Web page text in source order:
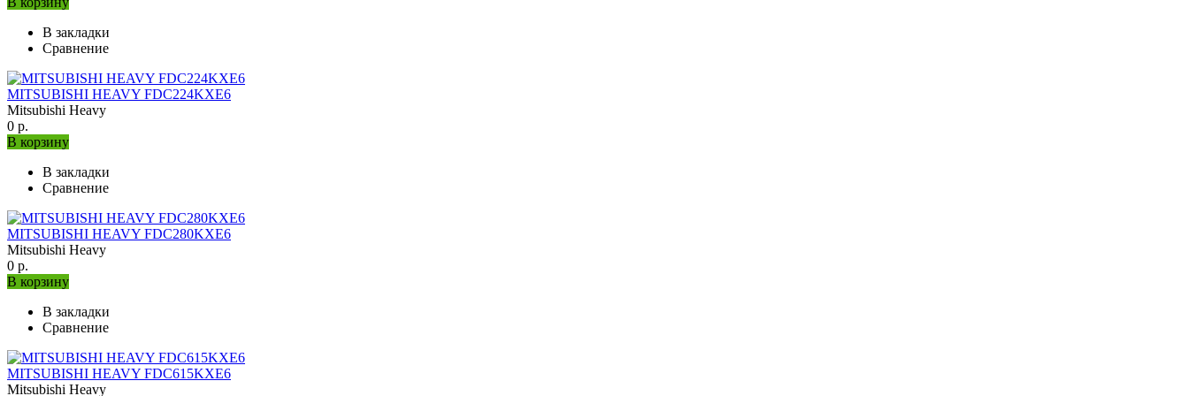
В закладки
Сравнение
MITSUBISHI HEAVY FDC224KXE6
Mitsubishi Heavy
0 р.
В корзину
В закладки
Сравнение
MITSUBISHI HEAVY FDC280KXE6
Mitsubishi Heavy
0 р.
В корзину
В закладки
Сравнение
MITSUBISHI HEAVY FDC615KXE6
Mitsubishi Heavy